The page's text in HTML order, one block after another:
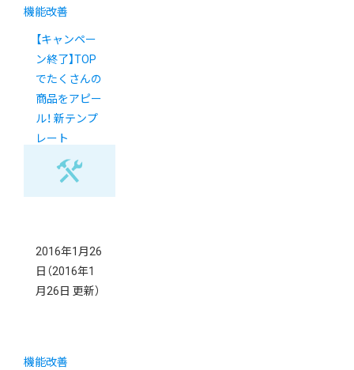
機能改善
【キャンペー
ン終了】TOP
でたくさんの
商品をアピー
ル！ 新テンプ
レート
「MANY」のご
2016年1月26
日 （2016年1
月26日 更新）
機能改善